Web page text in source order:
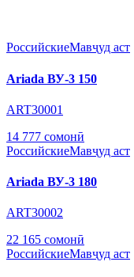
РоссийскиеМавҷуд аст
Ariada ВУ-3 150
ART30001
14 777 сомонӣ
РоссийскиеМавҷуд аст
Ariada ВУ-3 180
ART30002
22 165 сомонӣ
РоссийскиеМавҷуд аст